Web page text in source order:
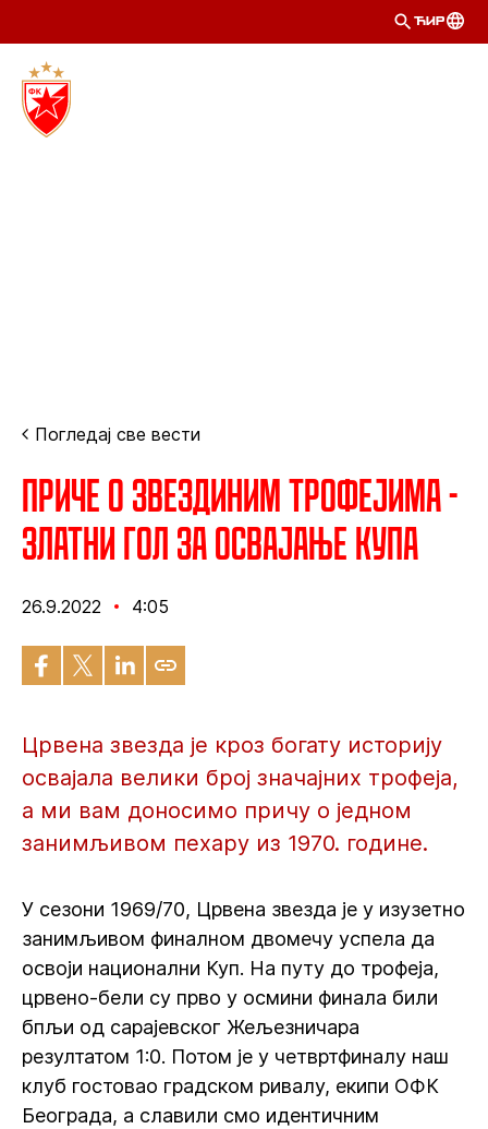
ЋИР
Погледај све вести
Приче о Звездиним трофејима -
Златни гол за освајање Купа
26.9.2022 4:05
Црвена звезда је кроз богату историју
освајала велики број значајних трофеја,
а ми вам доносимо причу о једном
занимљивом пехару из 1970. године.
У сезони 1969/70, Црвена звезда је у изузетно
занимљивом финалном двомечу успела да
освоји национални Куп. На путу до трофеја,
црвено-бели су прво у осмини финала били
бпљи од сарајевског Жељезничара
резултатом 1:0. Потом је у четвртфиналу наш
клуб гостовао градском ривалу, екипи ОФК
Београда, а славили смо идентичним